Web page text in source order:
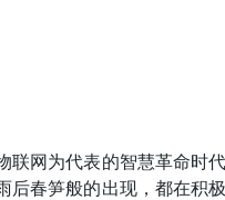
网为代表的智慧革命时
春笋般的出现，都在积